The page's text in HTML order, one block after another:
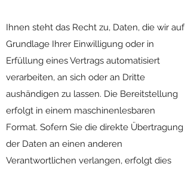
Ihnen steht das Recht zu, Daten, die wir auf
Grundlage Ihrer Einwilligung oder in
Erfüllung eines Vertrags automatisiert
verarbeiten, an sich oder an Dritte
aushändigen zu lassen. Die Bereitstellung
erfolgt in einem maschinenlesbaren
Format. Sofern Sie die direkte Übertragung
der Daten an einen anderen
Verantwortlichen verlangen, erfolgt dies